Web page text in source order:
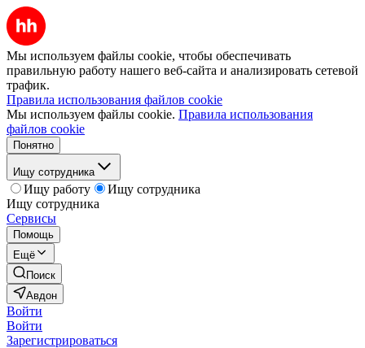
Мы используем файлы cookie, чтобы обеспечивать
правильную работу нашего веб-сайта и анализировать сетевой
трафик.
Правила использования файлов cookie
Мы используем файлы cookie. Правила использования
файлов cookie
Понятно
Ищу сотрудника
Ищу работу
Ищу сотрудника
Ищу сотрудника
Сервисы
Помощь
Ещё
Поиск
Авдон
Войти
Войти
Зарегистрироваться